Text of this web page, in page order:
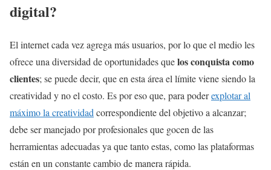
digital?
El internet cada vez agrega más usuarios, por lo que el medio les
ofrece una diversidad de oportunidades quelos conquista como
clientes; se puede decir, que en esta área el límite viene siendo la
creatividad y no el costo. Es por eso que, para poderexplotar al
máximo la creatividad correspondiente del objetivo a alcanzar;
debe ser manejado por profesionales que gocen de las
herramientas adecuadas ya que tanto estas, como las plataformas
están en un constante cambio de manera rápida.